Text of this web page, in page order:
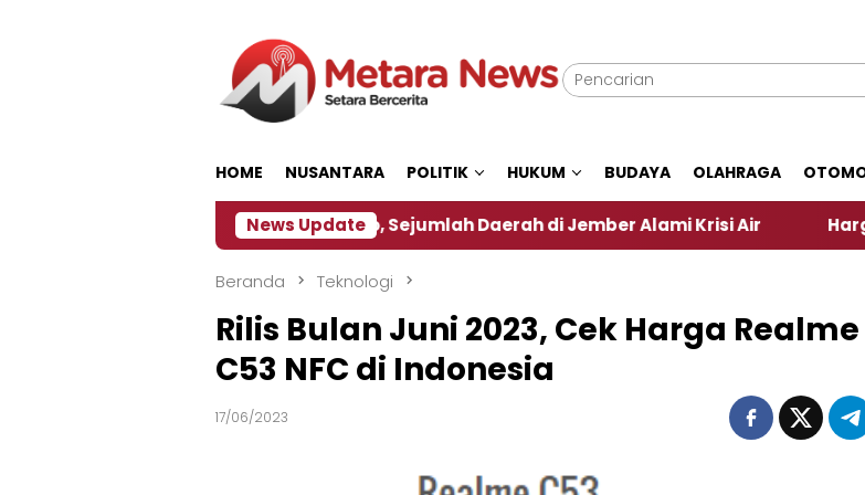
HOME NUSANTARA POLITIK HUKUM BUDAYA OLAHRAGA
News Update
Dampak El Nino, Sejumlah Daerah di Jember Alami Krisi Air Harga Pertamax
Beranda Teknologi
Rilis Bulan Juni 2023, Cek Harga Realme
C53 NFC di Indonesia
17/06/2023